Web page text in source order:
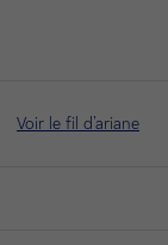
Voir le fil d'ariane